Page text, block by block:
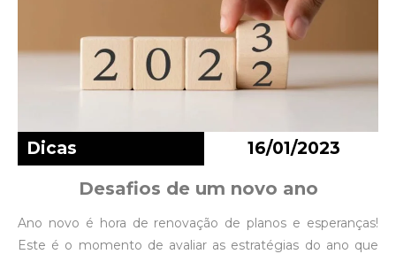
Desafios de um novo ano
Dicas 16/01/2023
Ano novo é hora de renovação de planos e esperanças!
Este é o momento de avaliar as estratégias do ano que